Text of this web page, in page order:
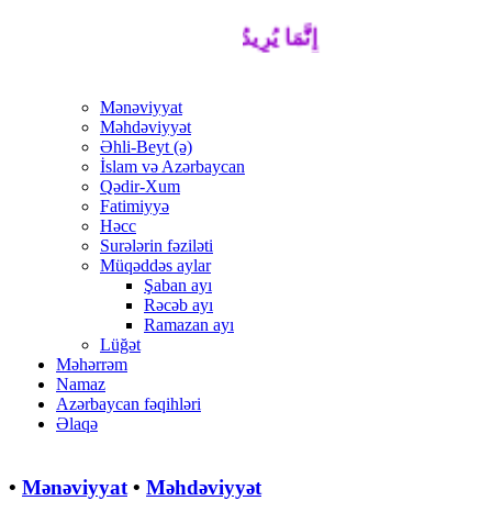
إِنَّمَا يُرِيدُ اللَّهُ لِيُذْهِبَ عَنْكُمُ
Mənəviyyat
Məhdəviyyət
Əhli-Beyt (ə)
İslam və Azərbaycan
Qədir-Xum
Fatimiyyə
Həcc
Surələrin fəziləti
Müqəddəs aylar
Şaban ayı
Rəcəb ayı
Ramazan ayı
Lüğət
Məhərrəm
Namaz
Azərbaycan fəqihləri
Əlaqə
• Mənəviyyat • Məhdəviyyət